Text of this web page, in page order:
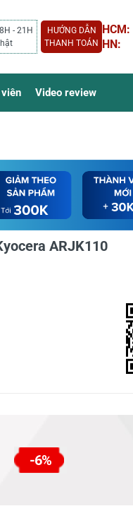
- 21H
HƯỚNG DẪN
THANH TOÁN
HCM:
HN:
Video review
ARJK110
-6%